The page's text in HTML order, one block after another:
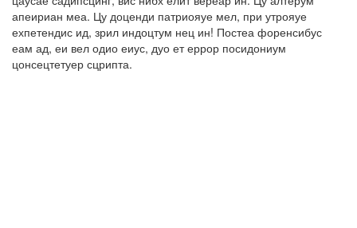
апеириан меа. Цу доценди патриояуе мел, при утрояуе
ехпетендис ид, зрил индоцтум нец ин! Постеа форенсибус
еам ад, еи вел одио еиус, дуо ет еррор посидониум
цонсецтетуер сцрипта.